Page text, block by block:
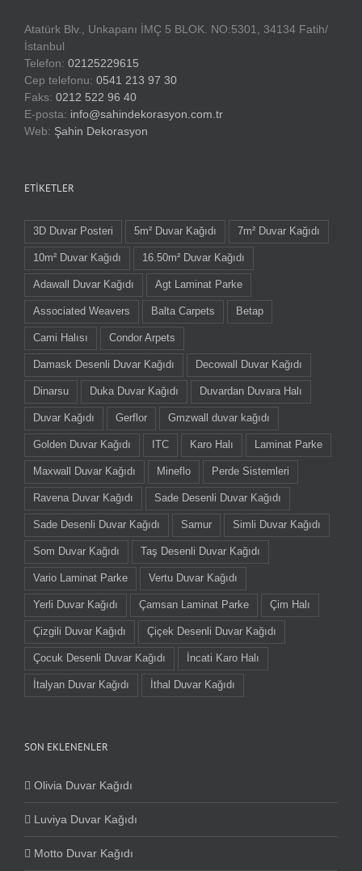
Atatürk Blv., Unkapanı İMÇ 5 BLOK. NO:5301, 34134 Fatih/
İstanbul
Telefon: 02125229615
Cep telefonu: 0541 213 97 30
Faks: 0212 522 96 40
E-posta: info@sahindekorasyon.com.tr
Web: Şahin Dekorasyon
ETIKETLER
3D Duvar Posteri 5m² Duvar Kağıdı 7m² Duvar Kağıdı
10m² Duvar Kağıdı 16.50m² Duvar Kağıdı
Adawall Duvar Kağıdı Agt Laminat Parke
Associated Weavers Balta Carpets Betap
Cami Halısı Condor Arpets
Damask Desenli Duvar Kağıdı Decowall Duvar Kağıdı
Dinarsu Duka Duvar Kağıdı Duvardan Duvara Halı
Duvar Kağıdı Gerflor Gmzwall duvar kağıdı
Golden Duvar Kağıdı ITC Karo Halı Laminat Parke
Maxwall Duvar Kağıdı Mineflo Perde Sistemleri
Ravena Duvar Kağıdı Sade Desenli Duvar Kağıdı
Sade Desenli Duvar Kağıdı Samur Simli Duvar Kağıdı
Som Duvar Kağıdı Taş Desenli Duvar Kağıdı
Vario Laminat Parke Vertu Duvar Kağıdı
Yerli Duvar Kağıdı Çamsan Laminat Parke Çim Halı
Çizgili Duvar Kağıdı Çiçek Desenli Duvar Kağıdı
Çocuk Desenli Duvar Kağıdı İncati Karo Halı
İtalyan Duvar Kağıdı İthal Duvar Kağıdı
SON EKLENENLER
Olivia Duvar Kağıdı
Luviya Duvar Kağıdı
Motto Duvar Kağıdı